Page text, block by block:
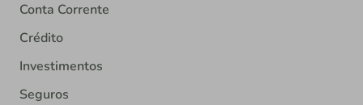
Conta Corrente
Crédito
Investimentos
Seguros